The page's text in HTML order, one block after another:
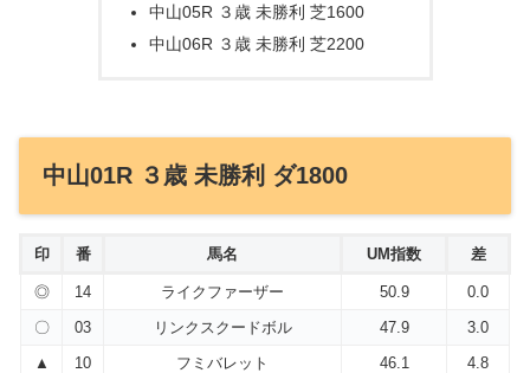
中山05R ３歳 未勝利 芝1600
中山06R ３歳 未勝利 芝2200
中山01R ３歳 未勝利 ダ1800
印 番 馬名 UM指数 差
◎ 14 ライクファーザー 50.9
0.0
〇
03 リンクスクードボル 47.9
3.0
▲
10 フミバレット 46.1
4.8